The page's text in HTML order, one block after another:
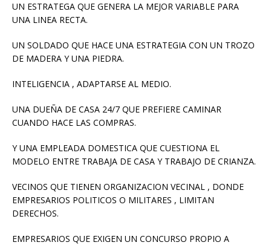
UN ESTRATEGA QUE GENERA LA MEJOR VARIABLE PARA
UNA LINEA RECTA.
UN SOLDADO QUE HACE UNA ESTRATEGIA CON UN TROZO
DE MADERA Y UNA PIEDRA.
INTELIGENCIA , ADAPTARSE AL MEDIO.
UNA DUEÑA DE CASA 24/7 QUE PREFIERE CAMINAR
CUANDO HACE LAS COMPRAS.
Y UNA EMPLEADA DOMESTICA QUE CUESTIONA EL
MODELO ENTRE TRABAJA DE CASA Y TRABAJO DE CRIANZA.
VECINOS QUE TIENEN ORGANIZACION VECINAL , DONDE
EMPRESARIOS POLITICOS O MILITARES , LIMITAN
DERECHOS.
EMPRESARIOS QUE EXIGEN UN CONCURSO PROPIO A